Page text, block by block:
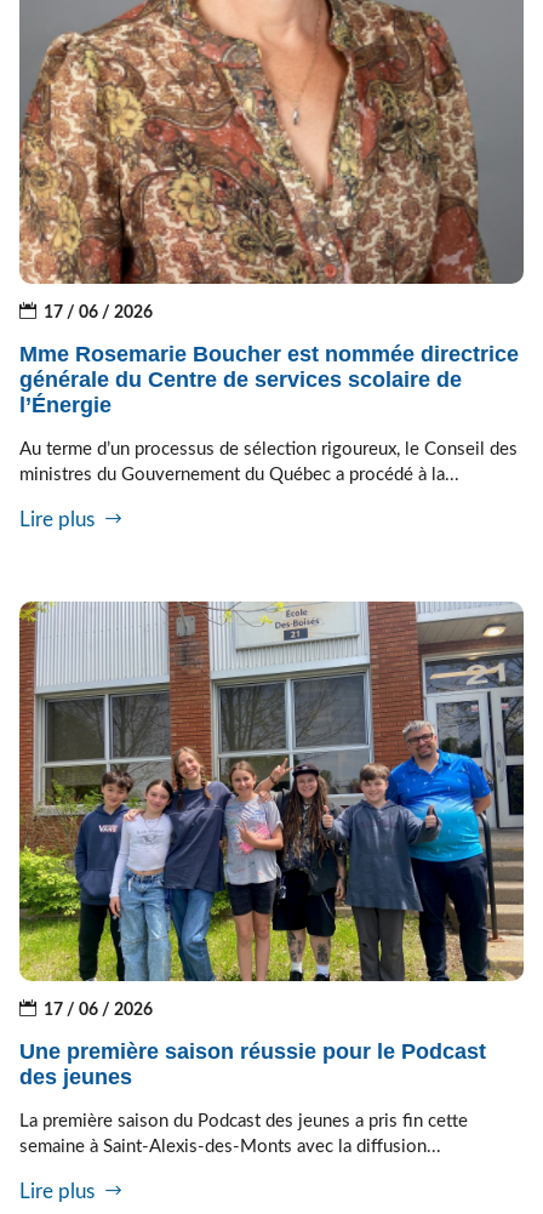
17 / 06 / 2026
Mme Rosemarie Boucher est nommée directrice
générale du Centre de services scolaire de
l’Énergie
Au terme d’un processus de sélection rigoureux, le Conseil des
ministres du Gouvernement du Québec a procédé à la...
Lire plus
17 / 06 / 2026
Une première saison réussie pour le Podcast
des jeunes
La première saison du Podcast des jeunes a pris fin cette
semaine à Saint-Alexis-des-Monts avec la diffusion...
Lire plus